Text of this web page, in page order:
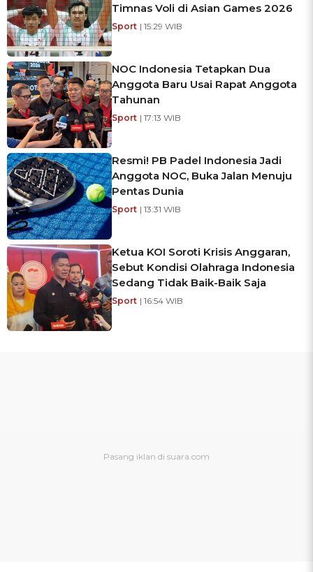
Timnas Voli di Asian Games 2026
Sport | 15:29 WIB
NOC Indonesia Tetapkan Dua
Anggota Baru Usai Rapat Anggota
Tahunan
Sport | 17:13 WIB
Resmi! PB Padel Indonesia Jadi
Anggota NOC, Buka Jalan Menuju
Pentas Dunia
Sport | 13:31 WIB
Ketua KOI Soroti Krisis Anggaran,
Sebut Kondisi Olahraga Indonesia
Sedang Tidak Baik-Baik Saja
Sport | 16:54 WIB